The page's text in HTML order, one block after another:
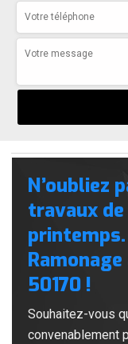
N’oubliez
travaux
50170 !
Souhaitez-vous
convenablement